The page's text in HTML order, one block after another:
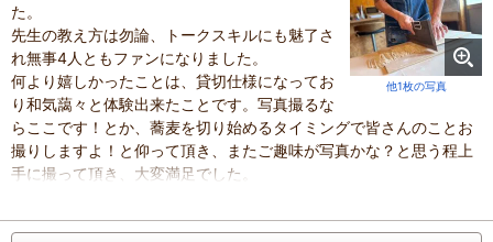
他1枚の写真
た。
先生の教え方は勿論、トークスキルにも魅了さ
れ無事4人ともファンになりました。
何より嬉しかったことは、貸切仕様になってお
り和気藹々と体験出来たことです。写真撮るな
らここです！とか、蕎麦を切り始めるタイミングで皆さんのことお
撮りしますよ！と仰って頂き、またご趣味が写真かな？と思う程上
手に撮って頂き、大変満足でした。
つみんなで順番に食べることで違いも分かり、とても楽しく過ごす